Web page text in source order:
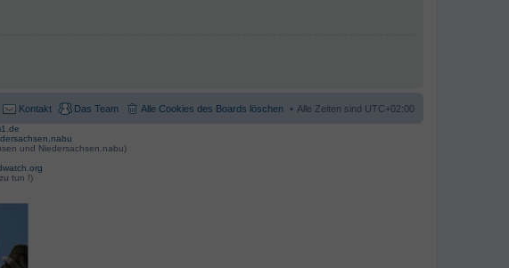
Alle Zeiten sind UTC+02:00
Alle Cookies des Boards löschen
Das Team
Kontakt
und Niedersachsen.nabu)
tun !)